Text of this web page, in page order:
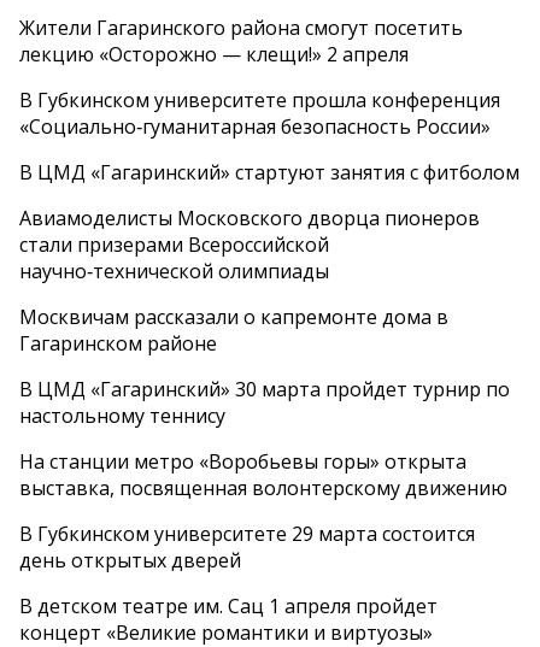
Жители Гагаринского района смогут посетить
лекцию «Осторожно — клещи!» 2 апреля
В Губкинском университете прошла конференция
«Социально‑гуманитарная безопасность России»
В ЦМД «Гагаринский» стартуют занятия с фитболом
Авиамоделисты Московского дворца пионеров
стали призерами Всероссийской
научно‑технической олимпиады
Москвичам рассказали о капремонте дома в
Гагаринском районе
В ЦМД «Гагаринский» 30 марта пройдет турнир по
настольному теннису
На станции метро «Воробьевы горы» открыта
выставка, посвященная волонтерскому движению
В Губкинском университете 29 марта состоится
день открытых дверей
В детском театре им. Сац 1 апреля пройдет
концерт «Великие романтики и виртуозы»